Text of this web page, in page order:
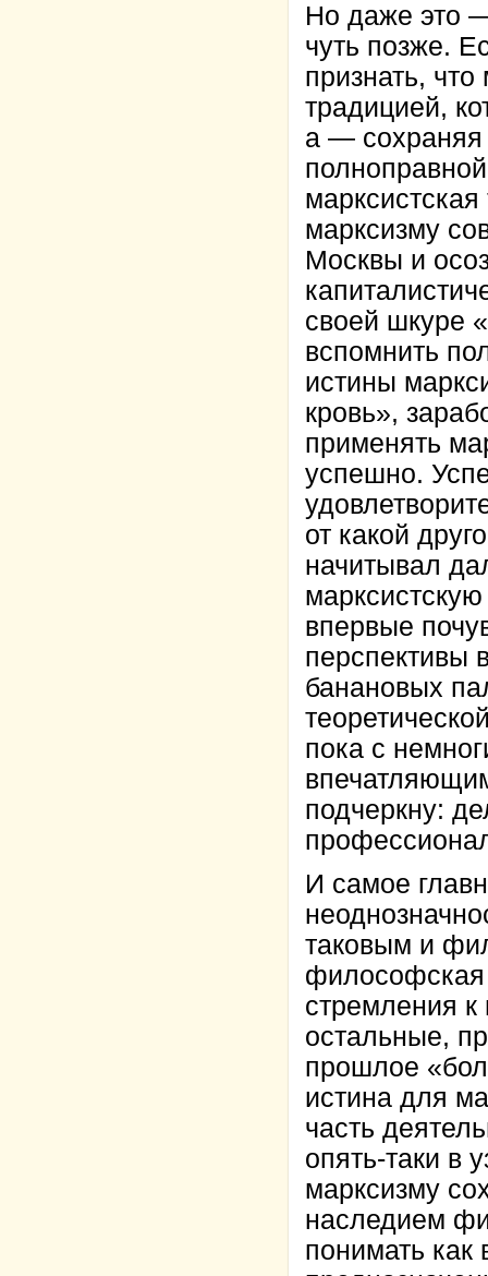
Но даже это
чуть позже.
признать,
традицией,
а —
марксизму
Москвы и
своей шкуре
вспомнить
истины
кровь»,
применять
успешно.
от какой
начитывал
впервые
перспективы
банановых
пока с
подчеркну:
И самое
таковым и
философская
стремления к
остальные,
прошлое
истина для
часть
опять-таки в
марксизму
наследием
понимать как